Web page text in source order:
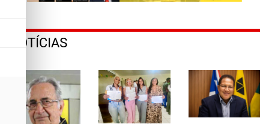
NOTÍCIAS